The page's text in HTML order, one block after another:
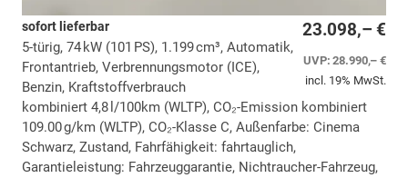
23.098,– €
UVP:28.990,– €
incl. 19% MwSt.
sofort lieferbar
5-türig, 74 kW (101 PS), 1.199 cm³, Automatik,
Frontantrieb, Verbrennungsmotor (ICE),
Benzin, Kraftstoffverbrauch
kombiniert 4,8 l/100km (WLTP), CO₂-Emission kombiniert
109.00 g/km (WLTP), CO₂-Klasse C, Außenfarbe: Cinema
Schwarz, Zustand, Fahrfähigkeit: fahrtauglich,
Garantieleistung: Fahrzeuggarantie, Nichtraucher-Fahrzeug,